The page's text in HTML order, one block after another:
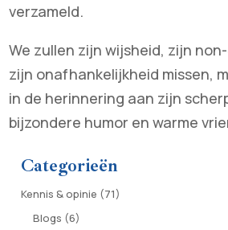
verzameld.
We zullen zijn wijsheid, zijn
zijn onafhankelijkheid missen,
in de herinnering aan zijn
bijzondere humor en warme
Categorieën
Kennis & opinie (71)
Blogs (6)